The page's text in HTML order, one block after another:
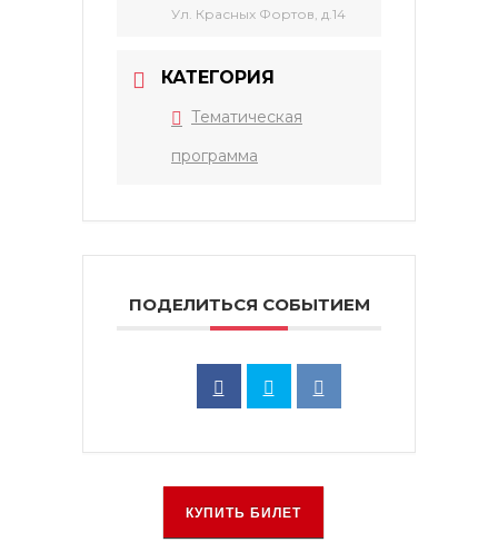
Ул. Красных Фортов, д.14
КАТЕГОРИЯ
Тематическая
программа
ПОДЕЛИТЬСЯ СОБЫТИЕМ
КУПИТЬ БИЛЕТ